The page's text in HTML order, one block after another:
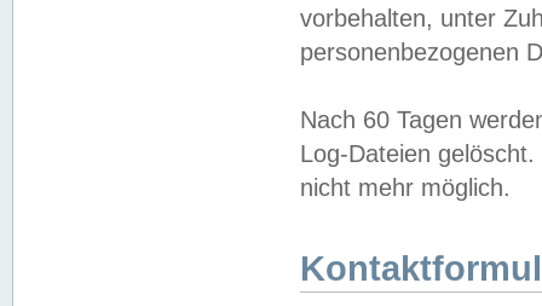
vorbehalten, unter
personenbezogenen
Nach 60 Tagen
Log-Dateien
nicht mehr möglich.